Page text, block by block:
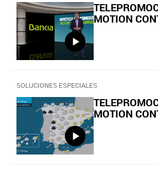
MOTION
SOLUCIONES ESPECIALES
MOTION